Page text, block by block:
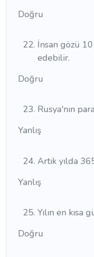
Doğru
İnsan gözü
edebilir.
Doğru
Rusya'nın
Yanlış
Artık yılda
Yanlış
Yılın en kısa
Doğru